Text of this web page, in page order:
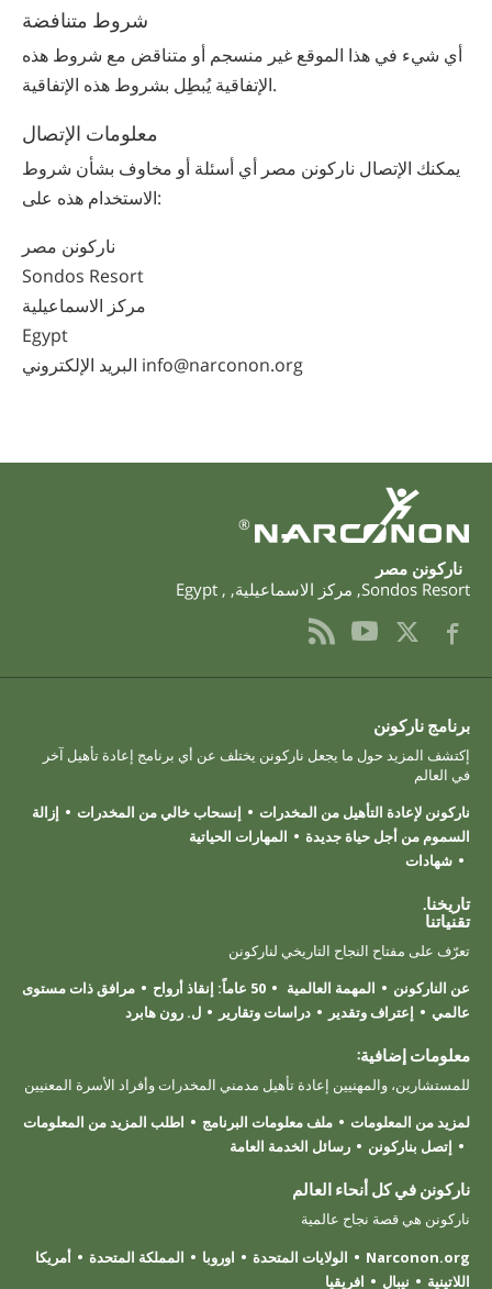
شروط متنافضة
أي شيء في هذا الموقع غير منسجم أو متناقض مع شروط هذه
الإتفاقية يُبطِل بشروط هذه الإتفاقية.
معلومات الإتصال
يمكنك الإتصال ‫ناركونن‬ ‫مصر‬ أي أسئلة أو مخاوف بشأن شروط
الاستخدام هذه على:
Sondos Resort
مركز الاسماعيلية
Egypt
البريد الإلكتروني info@narconon.org
®
‫ناركونن‬ ‫مصر‬
Sondos Resort
, مركز الاسماعيلية,
,
Egypt
برنامج ناركونن
إكتشف المزيد حول ما يجعل ناركونن يختلف عن أي برنامج إعادة تأهيل آخر
في العالم
ناركونن لإعادة التأهيل من المخدرات
إنسحاب خالي من المخدرات
إزالة
السموم من أجل حياة جديدة
المهارات الحياتية
شهادات
تاريخنا.
تقنياتنا
تعرّف على مفتاح النجاح التاريخي لناركونن
عن الناركونن
المهمة العالمية 50 عاماً: إنقاذ أرواح
مرافق ذات مستوى
عالمي
إعتراف وتقدير دراسات وتقارير ل. رون هابرد
معلومات إضافية:
للمستشارين، والمهنيين إعادة تأهيل مدمني المخدرات وأفراد الأسرة المعنيين
لمزيد من المعلومات
ملف معلومات البرنامج
اطلب المزيد من المعلومات
إتصل بناركونن
رسائل الخدمة العامة
ناركونن في كل أنحاء العالم
ناركونن هي قصة نجاح عالمية
Narconon.org
الولايات المتحدة اوروبا المملكة المتحدة
أمريكا
اللاتينية
نيبال افريقيا